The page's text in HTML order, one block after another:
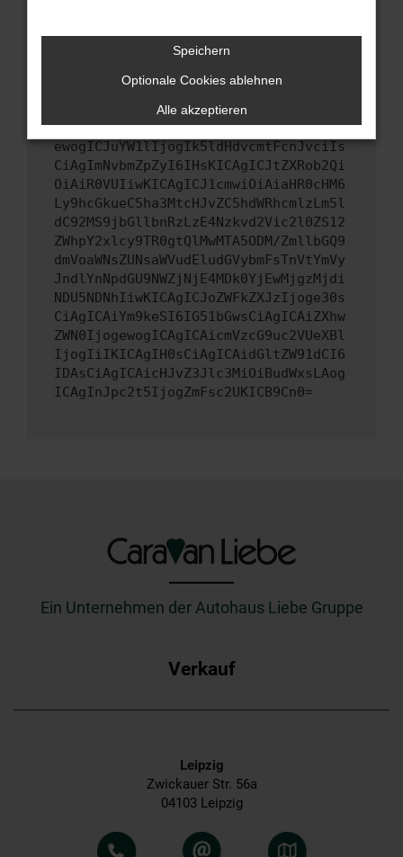
hast, kontaktiere uns bitte. Wir werden
uns diesen Text schicken, um uns bei der
Fehlersuche zu unterstützen:
ewogICJuYW1lIjogIk5ldHdvcmtFcnJvciIs
CiAgImNvbmZpZyI6IHsKICAgICJtZXRob2Qi
OiAiR0VUIiwKICAgICJ1cmwiOiAiaHR0cHM6
Ly9hcGkueC5ha3MtcHJvZC5hdWRhcmlzLm5l
dC92MS9jbGllbnRzLzE4Nzkvd2Vic2l0ZS12
ZWhpY2xlcy9TR0gtQlMwMTA5ODM/ZmllbGQ9
dmVoaWNsZUNsaWVudEludGVybmFsTnVtYmVy
JndlYnNpdGU9NWZjNjE4MDk0YjEwMjgzMjdi
NDU5NDNhIiwKICAgICJoZWFkZXJzIjoge30s
CiAgICAiYm9keSI6IG51bGwsCiAgICAiZXhw
ZWN0IjogewogICAgICAicmVzcG9uc2VUeXBl
IjogIiIKICAgIH0sCiAgICAidGltZW91dCI6
IDAsCiAgICAicHJvZ3Jlc3MiOiBudWxsLAog
ICAgInJpc2t5IjogZmFsc2UKICB9Cn0=
Ein Unternehmen der Autohaus Liebe Gruppe
Verkauf
Leipzig
Zwickauer Str. 56a
04103 Leipzig
Speichern
Optionale Cookies ablehnen
Alle akzeptieren